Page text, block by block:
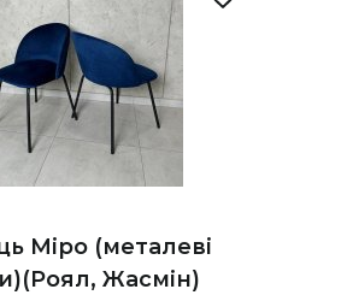
Міро (металеві
Жасмін)